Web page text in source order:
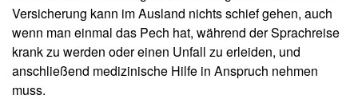
Versicherung kann im Ausland nichts schief gehen, auch
wenn man einmal das Pech hat, während der Sprachreise
krank zu werden oder einen Unfall zu erleiden, und
anschließend medizinische Hilfe in Anspruch nehmen
muss.